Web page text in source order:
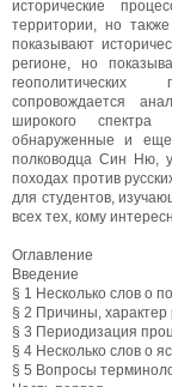
исторические
территории, но
показывают
регионе, но
геополитических
сопровождается
широкого спектра
обнаруженные и еще
полководца Син Ню,
походах против
для студентов,
всех тех, кому
Оглавление
Введение
§ 1 Несколько слов о
§ 2 Причины, характер
§ 3 Периодизация
§ 4 Несколько слов о
§ 5 Вопросы